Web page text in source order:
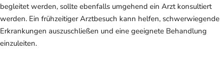
begleitet werden, sollte ebenfalls umgehend ein Arzt konsultiert
werden. Ein frühzeitiger Arztbesuch kann helfen, schwerwiegende
Erkrankungen auszuschließen und eine geeignete Behandlung
einzuleiten.